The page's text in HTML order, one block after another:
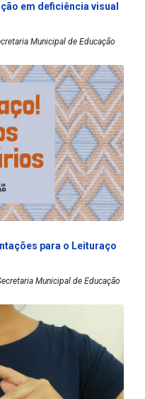
em deficiência visual
Municipal de Educação
para o Leituraço
Municipal de Educação